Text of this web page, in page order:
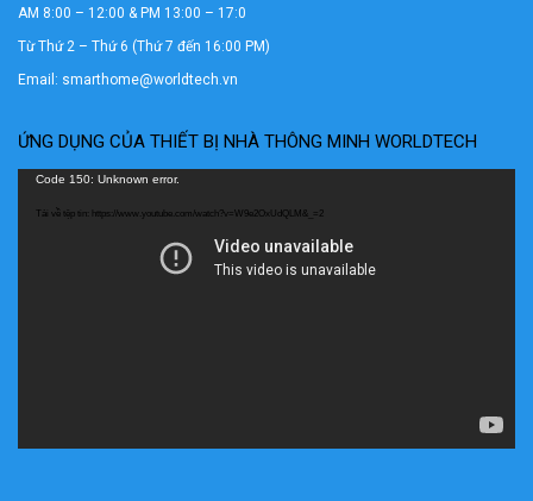
AM 8:00 – 12:00 & PM 13:00 – 17:0
Từ Thứ 2 – Thứ 6 (Thứ 7 đến 16:00 PM)
Email: smarthome@worldtech.vn
ỨNG DỤNG CỦA THIẾT BỊ NHÀ THÔNG MINH WORLDTECH
Trình
Video
Code 150: Unknown error.
Tải về tệp tin: https://www.youtube.com/watch?v=W9e2OxUdQLM&_=2